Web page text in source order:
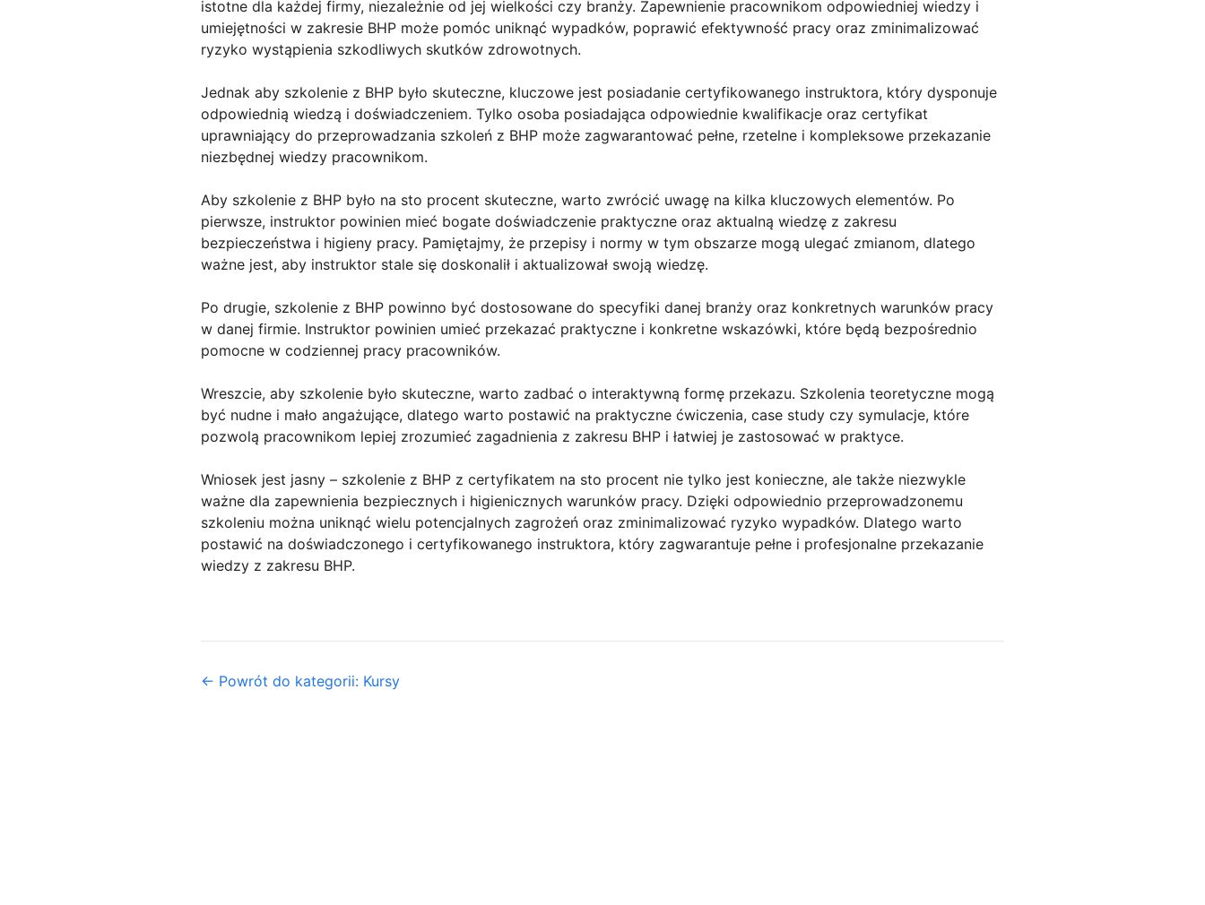
istotne dla każdej firmy, niezależnie od jej wielkości czy branży. Zapewnienie pracownikom odpowiedniej wiedzy i
umiejętności w zakresie BHP może pomóc uniknąć wypadków, poprawić efektywność pracy oraz zminimalizować
ryzyko wystąpienia szkodliwych skutków zdrowotnych.
Jednak aby szkolenie z BHP było skuteczne, kluczowe jest posiadanie certyfikowanego instruktora, który dysponuje
odpowiednią wiedzą i doświadczeniem. Tylko osoba posiadająca odpowiednie kwalifikacje oraz certyfikat
uprawniający do przeprowadzania szkoleń z BHP może zagwarantować pełne, rzetelne i kompleksowe przekazanie
niezbędnej wiedzy pracownikom.
Aby szkolenie z BHP było na sto procent skuteczne, warto zwrócić uwagę na kilka kluczowych elementów. Po
pierwsze, instruktor powinien mieć bogate doświadczenie praktyczne oraz aktualną wiedzę z zakresu
bezpieczeństwa i higieny pracy. Pamiętajmy, że przepisy i normy w tym obszarze mogą ulegać zmianom, dlatego
ważne jest, aby instruktor stale się doskonalił i aktualizował swoją wiedzę.
Po drugie, szkolenie z BHP powinno być dostosowane do specyfiki danej branży oraz konkretnych warunków pracy
w danej firmie. Instruktor powinien umieć przekazać praktyczne i konkretne wskazówki, które będą bezpośrednio
pomocne w codziennej pracy pracowników.
Wreszcie, aby szkolenie było skuteczne, warto zadbać o interaktywną formę przekazu. Szkolenia teoretyczne mogą
być nudne i mało angażujące, dlatego warto postawić na praktyczne ćwiczenia, case study czy symulacje, które
pozwolą pracownikom lepiej zrozumieć zagadnienia z zakresu BHP i łatwiej je zastosować w praktyce.
Wniosek jest jasny – szkolenie z BHP z certyfikatem na sto procent nie tylko jest konieczne, ale także niezwykle
ważne dla zapewnienia bezpiecznych i higienicznych warunków pracy. Dzięki odpowiednio przeprowadzonemu
szkoleniu można uniknąć wielu potencjalnych zagrożeń oraz zminimalizować ryzyko wypadków. Dlatego warto
postawić na doświadczonego i certyfikowanego instruktora, który zagwarantuje pełne i profesjonalne przekazanie
wiedzy z zakresu BHP.
← Powrót do kategorii: Kursy